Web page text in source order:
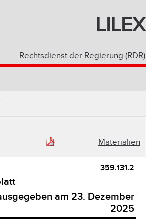
LILEX
Rechtsdienst der Regierung (RDR)
Materialien